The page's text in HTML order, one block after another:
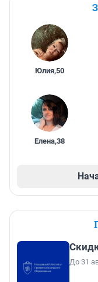
Юлия,50
Елена,38
До 31